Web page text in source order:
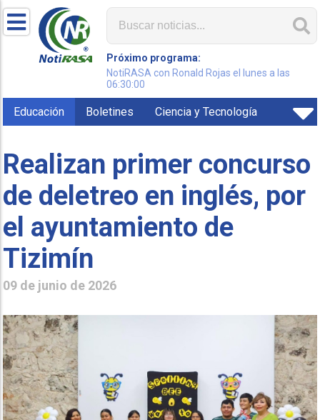
Próximo programa:
NotiRASA con Ronald Rojas el lunes a las
06:30:00
Educación Boletines Ciencia y Tecnología
Realizan primer concurso
de deletreo en inglés, por
el ayuntamiento de
Tizimín
09 de junio de 2026